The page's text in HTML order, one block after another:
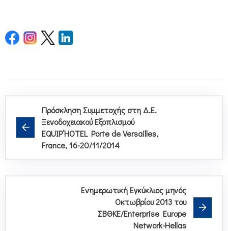
Πρόσκληση Συμμετοχής στη Δ.Ε.
Ξενοδοχειακού Εξοπλισμού
EQUIP’HOTEL Porte de Versailles,
France, 16-20/11/2014
Ενημερωτική Εγκύκλιος μηνός
Οκτωβρίου 2013 του
ΣΒΘΚΕ/Enterprise Europe
Network-Hellas